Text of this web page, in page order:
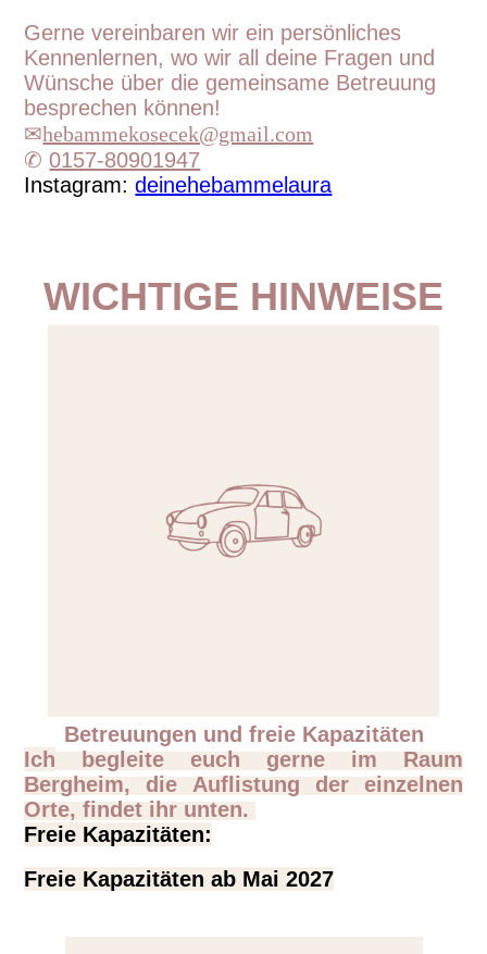
Gerne vereinbaren wir ein persönliches
Kennenlernen, wo wir all deine Fragen und
Wünsche über die gemeinsame Betreuung
besprechen können!
✉hebammekosecek@gmail.com
✆0157-80901947
Instagram:deinehebammelaura
WICHTIGE HINWEISE
Betreuungen und freie Kapazitäten
Ich
begleite euch gerne im Raum
Bergheim, die Auflistung der einzelnen
Orte, findet ihr unten.
Freie Kapazitäten:
Freie Kapazitäten ab Mai 2027